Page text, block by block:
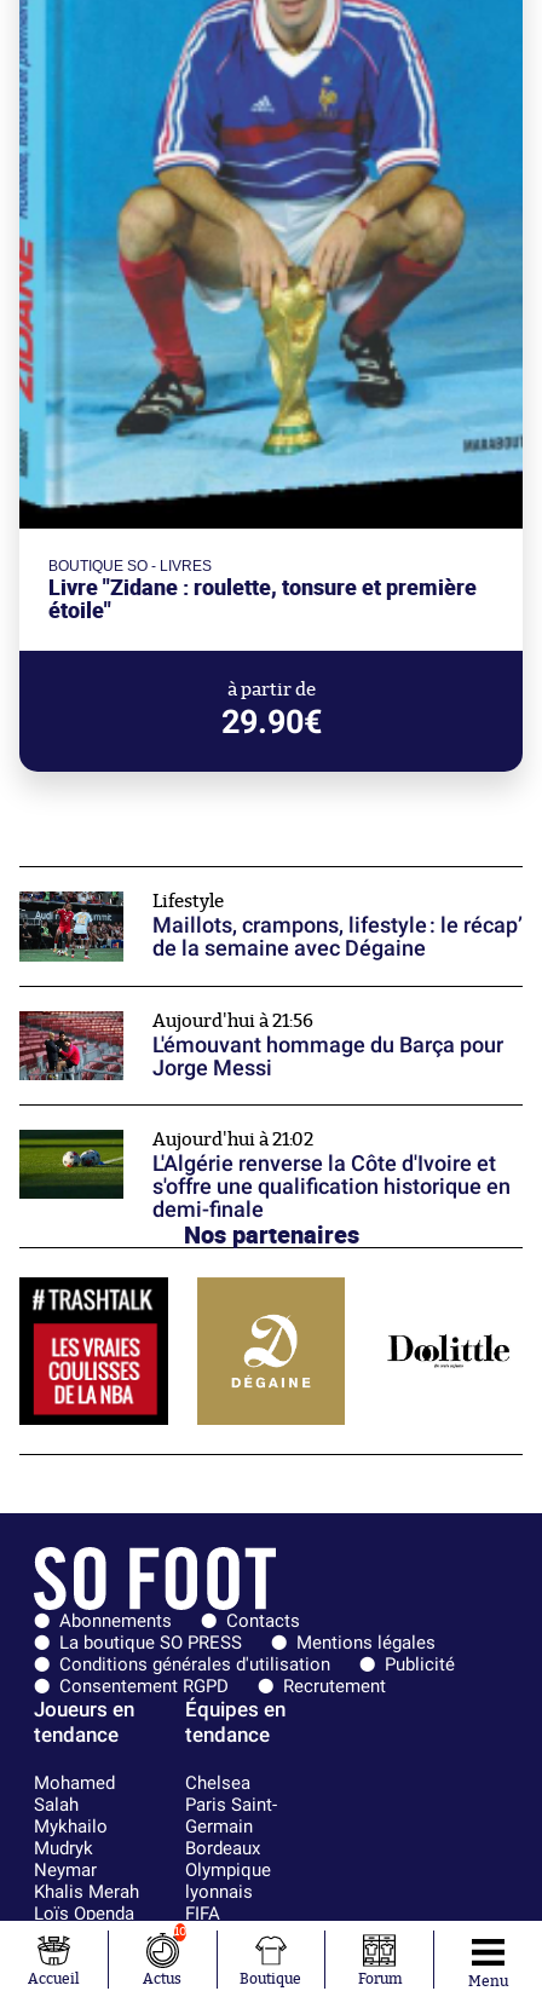
BOUTIQUE SO - LIVRES
Livre "Zidane : roulette, tonsure et première
étoile"
à partir de
29.90€
Lifestyle
Maillots, crampons, lifestyle : le récap’
de la semaine avec Dégaine
Aujourd'hui à 21:56
L'émouvant hommage du Barça pour
Jorge Messi
Aujourd'hui à 21:02
L'Algérie renverse la Côte d'Ivoire et
s'offre une qualification historique en
demi-finale
Nos partenaires
Abonnements
Contacts
La boutique SO PRESS
Mentions légales
Conditions générales d'utilisation
Publicité
Consentement RGPD
Recrutement
Joueurs en
tendance
Mohamed
Salah
Mykhailo
Mudryk
Neymar
Khalis Merah
Loïs Openda
Moussa
Niakhaté
Nicolás
Équipes en
tendance
Chelsea
Paris Saint-
Germain
Bordeaux
Olympique
lyonnais
FIFA
Real Madrid
RC Strasbourg
AC Milan
Accueil
10
Actus Boutique Forum Menu